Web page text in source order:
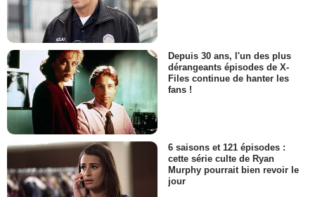
Depuis 30 ans, l'un des plus
dérangeants épisodes de X-
Files continue de hanter les
fans !
6 saisons et 121 épisodes :
cette série culte de Ryan
Murphy pourrait bien revoir le
jour